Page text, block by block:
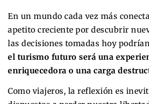
En un mundo cada vez más
apetito creciente por descubrir
las decisiones tomadas hoy
el turismo futuro será una
enriquecedora o una carga
Como viajeros, la reflexión es